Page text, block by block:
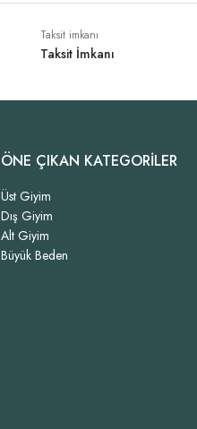
Taksit imkanı
Taksit İmkanı
ÖNE ÇIKAN KATEGORİLER
Üst Giyim
Dış Giyim
Alt Giyim
Büyük Beden